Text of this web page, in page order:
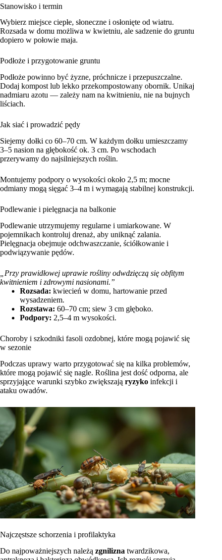
Stanowisko i termin
Wybierz miejsce ciepłe, słoneczne i osłonięte od wiatru.
Rozsada w domu możliwa w kwietniu, ale sadzenie do gruntu
dopiero w połowie maja.
Podłoże i przygotowanie gruntu
Podłoże powinno być żyzne, próchnicze i przepuszczalne.
Dodaj kompost lub lekko przekompostowany obornik. Unikaj
nadmiaru azotu — zależy nam na kwitnieniu, nie na bujnych
liściach.
Jak siać i prowadzić pędy
Siejemy dołki co 60–70 cm. W każdym dołku umieszczamy
3–5 nasion na głębokość ok. 3 cm. Po wschodach
przerywamy do najsilniejszych roślin.
Montujemy podpory o wysokości około 2,5 m; mocne
odmiany mogą sięgać 3–4 m i wymagają stabilnej konstrukcji.
Podlewanie i pielęgnacja na balkonie
Podlewanie utrzymujemy regularne i umiarkowane. W
pojemnikach kontroluj drenaż, aby uniknąć zalania.
Pielęgnacja obejmuje odchwaszczanie, ściółkowanie i
podwiązywanie pędów.
„Przy prawidłowej uprawie rośliny odwdzięczą się obfitym
kwitnieniem i zdrowymi nasionami.”
Rozsada: kwiecień w domu, hartowanie przed
wysadzeniem.
Rozstawa: 60–70 cm; siew 3 cm głęboko.
Podpory: 2,5–4 m wysokości.
Choroby i szkodniki fasoli ozdobnej, które mogą pojawić się
w sezonie
Podczas uprawy warto przygotować się na kilka problemów,
które mogą pojawić się nagle. Roślina jest dość odporna, ale
sprzyjające warunki szybko zwiększają ryzyko infekcji i
ataku owadów.
Najczęstsze schorzenia i profilaktyka
Do najpoważniejszych należą zgnilizna twardzikowa,